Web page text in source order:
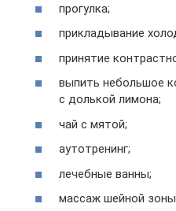
прогулка;
прикладывание
принятие
выпить небольшое
с долькой лимона;
чай с мятой;
аутотренинг;
лечебные ванны;
массаж шейной